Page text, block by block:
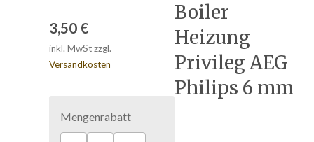
Boiler
Heizung
Privileg AEG
Philips 6 mm
3,50 €
inkl. MwSt zzgl.
Versandkosten
Mengenrabatt